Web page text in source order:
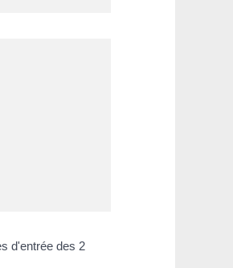
d'entrée des 2